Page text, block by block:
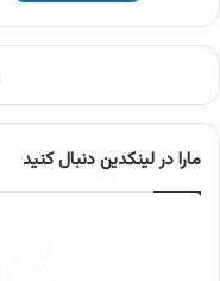
مارا در لینکدین دنبال کنید